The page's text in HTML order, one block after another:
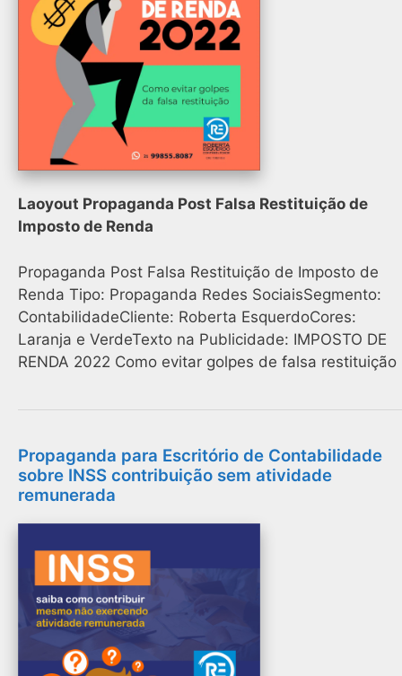
Laoyout Propaganda Post Falsa Restituição de
Imposto de Renda
Propaganda Post Falsa Restituição de Imposto de
Renda Tipo: Propaganda Redes SociaisSegmento:
ContabilidadeCliente: Roberta EsquerdoCores:
Laranja e VerdeTexto na Publicidade: IMPOSTO DE
RENDA 2022 Como evitar golpes de falsa restituição
Propaganda para Escritório de Contabilidade
sobre INSS contribuição sem atividade
remunerada